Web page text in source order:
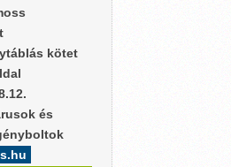
kötet
és